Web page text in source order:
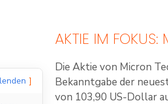
AKTIE IM FOKUS:
Die Aktie von Micron
Bekanntgabe der
von 103,90 US-Dollar